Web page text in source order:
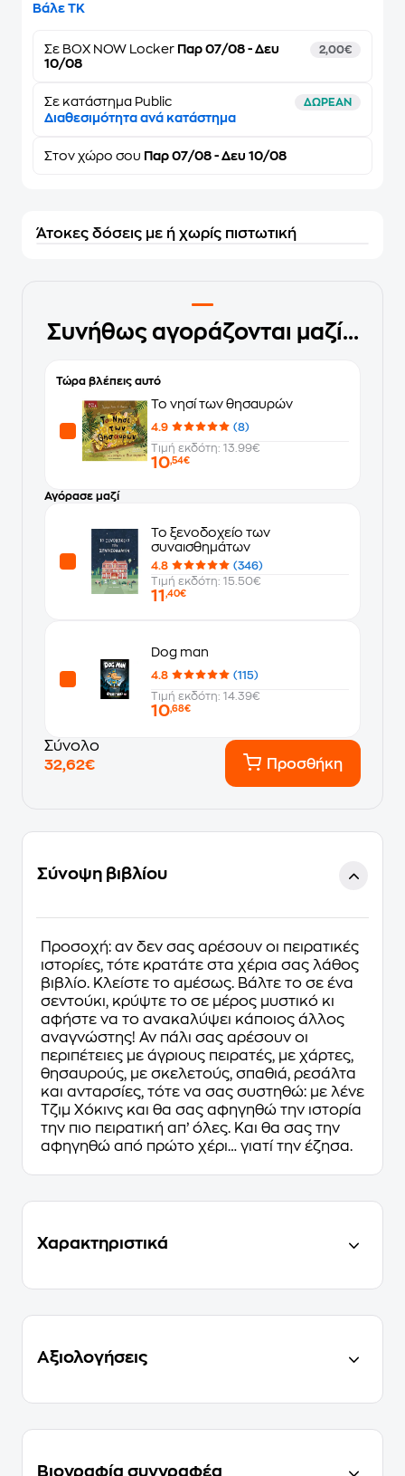
Βάλε ΤΚ
Σε BOX NOW Locker Παρ 07/08 - Δευ
10/08
2,00€
Σε κατάστημα Public ΔΩΡΕΑΝ
Διαθεσιμότητα ανά κατάστημα
Στον χώρο σου Παρ 07/08 - Δευ 10/08
Άτοκες δόσεις με ή χωρίς πιστωτική
Συνήθως αγοράζονται μαζί...
Τώρα βλέπεις αυτό
Το νησί των θησαυρών
4.9
(8)
Τιμή εκδότη: 13.99€
10,54€
Αγόρασε μαζί
Το ξενοδοχείο των
συναισθημάτων
4.8
(346)
Τιμή εκδότη: 15.50€
11 ,40€
Dog man
4.8
(115)
Τιμή εκδότη: 14.39€
10,68€
Σύνολο
32,62€
Προσθήκη
Σύνοψη βιβλίου
Προσοχή: αν δεν σας αρέσουν οι πειρατικές
ιστορίες, τότε κρατάτε στα χέρια σας λάθος
βιβλίο. Κλείστε το αμέσως. Βάλτε το σε ένα
σεντούκι, κρύψτε το σε μέρος μυστικό κι
αφήστε να το ανακαλύψει κάποιος άλλος
αναγνώστης! Αν πάλι σας αρέσουν οι
περιπέτειες με άγριους πειρατές, με χάρτες,
θησαυρούς, με σκελετούς, σπαθιά, ρεσάλτα
και ανταρσίες, τότε να σας συστηθώ: με λένε
Τζιμ Χόκινς και θα σας αφηγηθώ την ιστορία
την πιο πειρατική απ’ όλες. Και θα σας την
αφηγηθώ από πρώτο χέρι… γιατί την έζησα.
Χαρακτηριστικά
Αξιολογήσεις
Βιογραφία συγγραφέα